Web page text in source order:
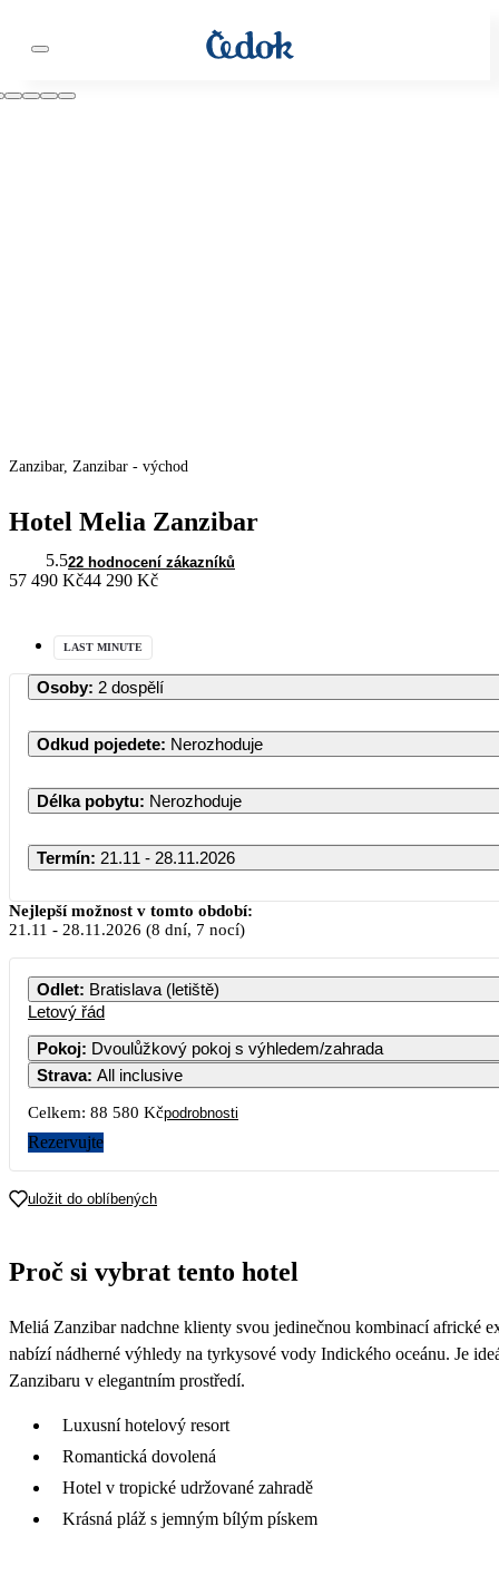
Zanzibar, Zanzibar - východ
Hotel Melia Zanzibar
5.522 hodnocení zákazníků
57 490 Kč44 290 Kč
LAST MINUTE
Osoby: 2 dospělí
Odkud pojedete: Nerozhoduje
Délka pobytu: Nerozhoduje
Termín: 21.11 - 28.11.2026
Nejlepší možnost v tomto období:
21.11 - 28.11.2026 (8 dní, 7 nocí)
Odlet: Bratislava (letiště)
Letový řád
Pokoj: Dvoulůžkový pokoj s výhledem/zahrada
Strava: All inclusive
Celkem: 88 580 Kčpodrobnosti
Rezervujte
uložit do oblíbených
Proč si vybrat tento hotel
Meliá Zanzibar nadchne klienty svou jedinečnou kombinací africké
nabízí nádherné výhledy na tyrkysové vody Indického oceánu. Je
Zanzibaru v elegantním prostředí.
Luxusní hotelový resort
Romantická dovolená
Hotel v tropické udržované zahradě
Krásná pláž s jemným bílým pískem